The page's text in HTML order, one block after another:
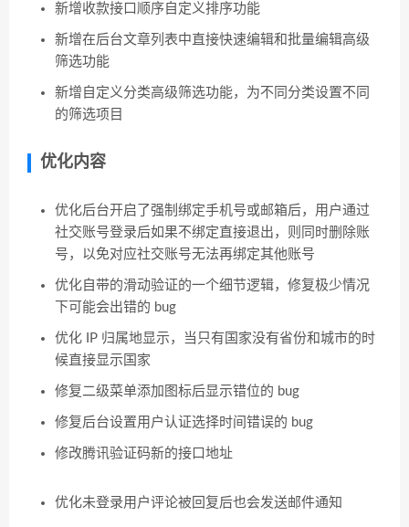
新增收款接口顺序自定义排序功能
新增在后台文章列表中直接快速编辑和批量编辑高级
筛选功能
新增自定义分类高级筛选功能，为不同分类设置不同
的筛选项目
优化内容
优化后台开启了强制绑定手机号或邮箱后，用户通过
社交账号登录后如果不绑定直接退出，则同时删除账
号，以免对应社交账号无法再绑定其他账号
优化自带的滑动验证的一个细节逻辑，修复极少情况
下可能会出错的 bug
优化 IP 归属地显示，当只有国家没有省份和城市的时
候直接显示国家
修复二级菜单添加图标后显示错位的 bug
修复后台设置用户认证选择时间错误的 bug
修改腾讯验证码新的接口地址
优化未登录用户评论被回复后也会发送邮件通知